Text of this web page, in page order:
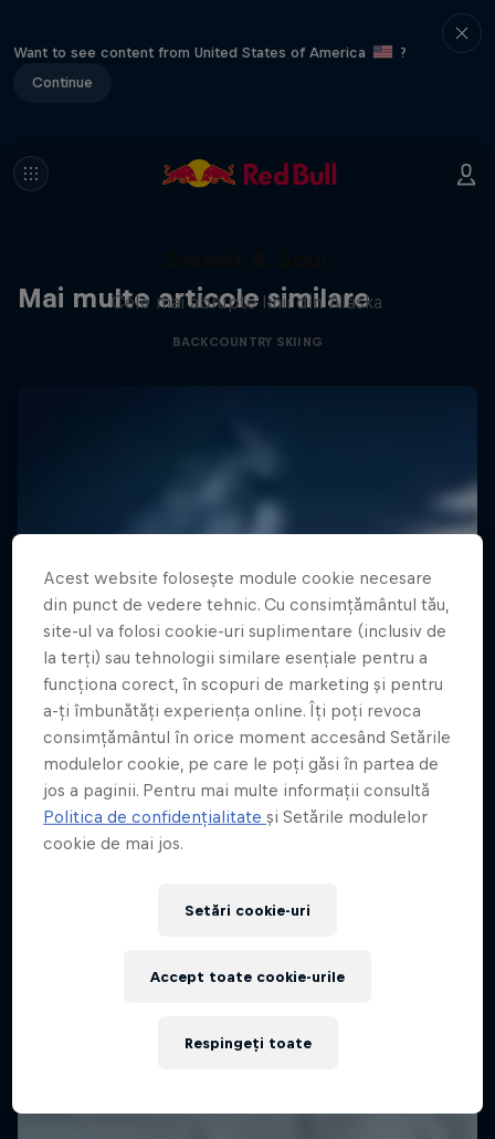
Want to see content from United States of America
?
Continue
Mai multe articole similare
Cele mai abrupte linii din Alaska
BACKCOUNTRY SKIING
Acest website folosește module cookie necesare
din punct de vedere tehnic. Cu consimțământul tău,
site-ul va folosi cookie-uri suplimentare (inclusiv de
la terți) sau tehnologii similare esențiale pentru a
funcționa corect, în scopuri de marketing și pentru
a-ți îmbunătăți experiența online. Îți poți revoca
consimțământul în orice moment accesând Setările
modulelor cookie, pe care le poți găsi în partea de
jos a paginii. Pentru mai multe informații consultă
Politica de confidențialitateși Setările modulelor
cookie de mai jos.
Setări cookie-uri
Respingeți toate
Accept toate cookie-urile